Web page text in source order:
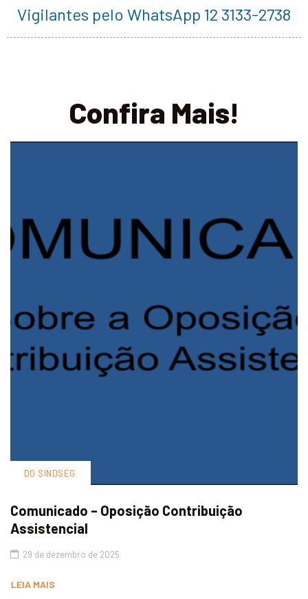
Vigilantes pelo WhatsApp 12 3133-2738
Confira Mais!
DO SINDSEG
Comunicado – Oposição Contribuição
Assistencial
29 de dezembro de 2025
LEIA MAIS